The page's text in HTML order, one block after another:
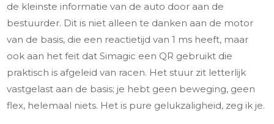
de kleinste informatie van de auto door aan de
bestuurder. Dit is niet alleen te danken aan de motor
van de basis, die een reactietijd van 1 ms heeft, maar
ook aan het feit dat Simagic een QR gebruikt die
praktisch is afgeleid van racen. Het stuur zit letterlijk
vastgelast aan de basis; je hebt geen beweging, geen
flex, helemaal niets. Het is pure gelukzaligheid, zeg ik je.